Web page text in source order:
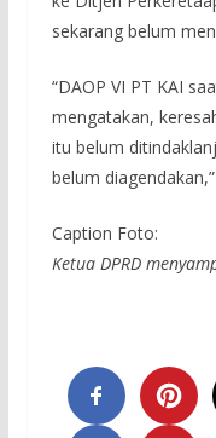
sekarang belum
“DAOP VI PT KAI
mengatakan,
itu belum
belum
Caption Foto:
Ketua DPRD